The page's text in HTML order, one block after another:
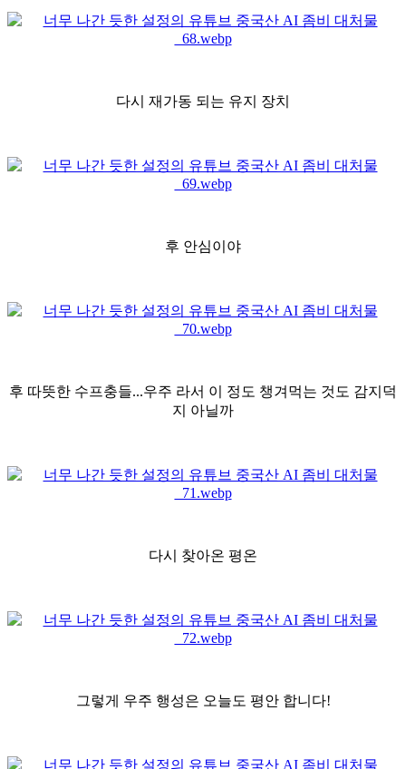
다시 재가동 되는 유지 장치
후 안심이야
후 따뜻한 수프충들...우주 라서 이 정도 챙겨먹는 것도 감지덕
지 아닐까
다시 찾아온 평온
그렇게 우주 행성은 오늘도 평안 합니다!